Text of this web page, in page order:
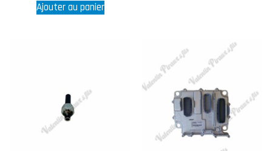
Ajouter au panier